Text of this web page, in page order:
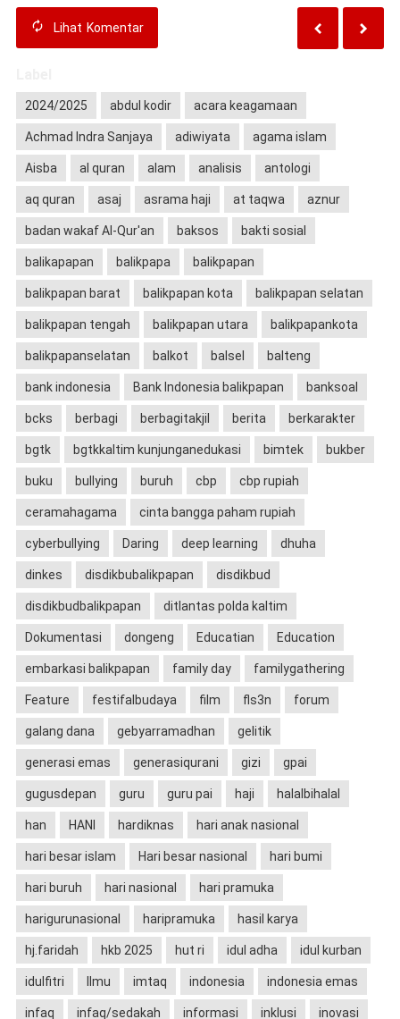
Lihat Komentar
2024/2025 abdul kodir acara keagamaan
Achmad Indra Sanjaya adiwiyata agama islam
Aisba al quran alam analisis antologi
aq quran asaj asrama haji at taqwa aznur
badan wakaf Al-Qur'an baksos bakti sosial
balikapapan balikpapa balikpapan
balikpapan barat balikpapan kota balikpapan selatan
balikpapan tengah balikpapan utara balikpapankota
balikpapanselatan balkot balsel balteng
bank indonesia Bank Indonesia balikpapan banksoal
bcks berbagi berbagitakjil berita berkarakter
bgtk bgtkkaltim kunjunganedukasi bimtek bukber
buku bullying buruh cbp cbp rupiah
ceramahagama cinta bangga paham rupiah
cyberbullying Daring deep learning dhuha
dinkes disdikbubalikpapan disdikbud
disdikbudbalikpapan ditlantas polda kaltim
Dokumentasi dongeng Educatian Education
embarkasi balikpapan family day familygathering
Feature festifalbudaya film fls3n forum
galang dana gebyarramadhan gelitik
generasi emas generasiqurani gizi gpai
gugusdepan guru guru pai haji halalbihalal
han HANI hardiknas hari anak nasional
hari besar islam Hari besar nasional hari bumi
hari buruh hari nasional hari pramuka
harigurunasional haripramuka hasil karya
hj.faridah hkb 2025 hut ri idul adha idul kurban
idulfitri Ilmu imtaq indonesia indonesia emas
infaq infaq/sedakah informasi inklusi inovasi